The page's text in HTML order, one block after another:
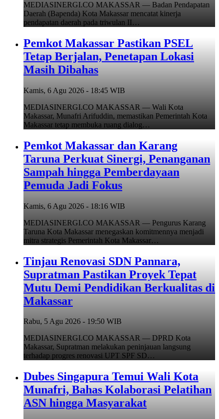
MEDIASINERGI.CO MAKASSAR — Badan Pendapatan
Daerah (Bapenda) Kota Makassar mencatat kinerja
pendapatan daerah pada triwulan II…
Pemkot Makassar Pastikan PSEL
Tetap Berjalan, Penetapan Lokasi
Masih Dibahas
Kamis, 6 Agu 2026 - 18:45 WIB
MEDIASINERGI.CO MAKASSAR — Wali Kota
Makassar, Munafri Arifuddin, memastikan Pemerintah Kota
Makassar tetap membuka ruang dialog…
Pemkot Makassar dan Karang
Taruna Perkuat Sinergi, Penanganan
Sampah hingga Pemberdayaan
Pemuda Jadi Fokus
Kamis, 6 Agu 2026 - 18:16 WIB
MEDIASINERGI.CO MAKASSAR — Pengurus Karang
Taruna Kota Makassar menegaskan komitmennya menjadi
mitra strategis Pemerintah Kota Makassar…
Tinjau Renovasi SDN Pannara,
Supratman Pastikan Proyek Tepat
Mutu Demi Pendidikan Berkualitas di
Makassar
Rabu, 5 Agu 2026 - 19:50 WIB
MEDIASINERGI.CO MAKASSAR — DPRD Kota
Makassar, Supratman melakukan peninjauan langsung
terhadap progres renovasi UPT SPF SD…
Dubes Singapura Temui Wali Kota
Munafri, Bahas Kolaborasi Pelatihan
ASN hingga Masyarakat